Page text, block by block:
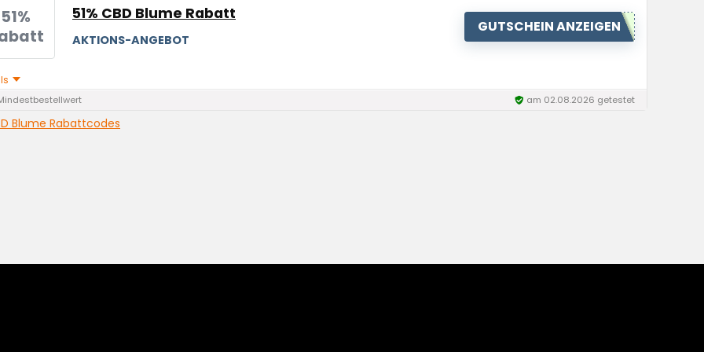
51%
51% CBD Blume Rabatt
AKTIONS-ANGEBOT
GUTSCHEIN ANZEIGEN
am 02.08.2026 getestet
Blume Rabattcodes